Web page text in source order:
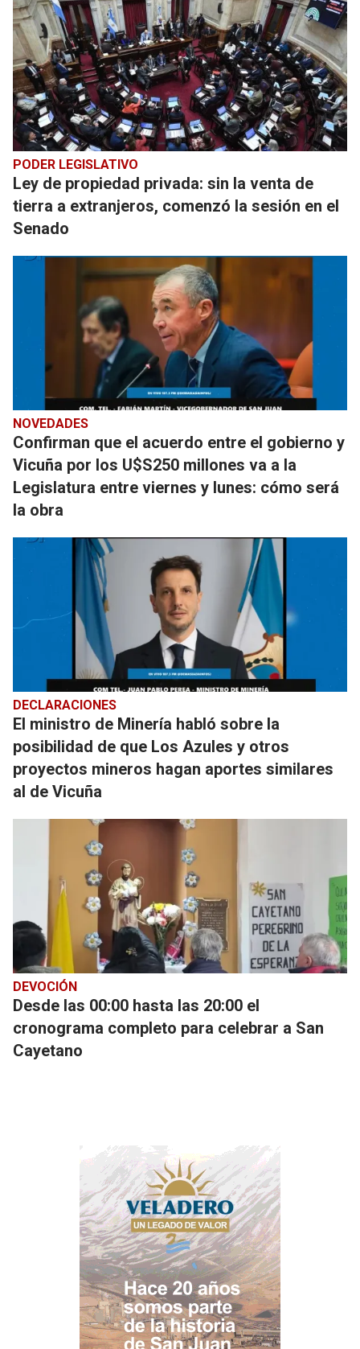
PODER LEGISLATIVO
Ley de propiedad privada: sin la venta de
tierra a extranjeros, comenzó la sesión en el
Senado
NOVEDADES
Confirman que el acuerdo entre el gobierno y
Vicuña por los U$S250 millones va a la
Legislatura entre viernes y lunes: cómo será
la obra
DECLARACIONES
El ministro de Minería habló sobre la
posibilidad de que Los Azules y otros
proyectos mineros hagan aportes similares
al de Vicuña
DEVOCIÓN
Desde las 00:00 hasta las 20:00 el
cronograma completo para celebrar a San
Cayetano